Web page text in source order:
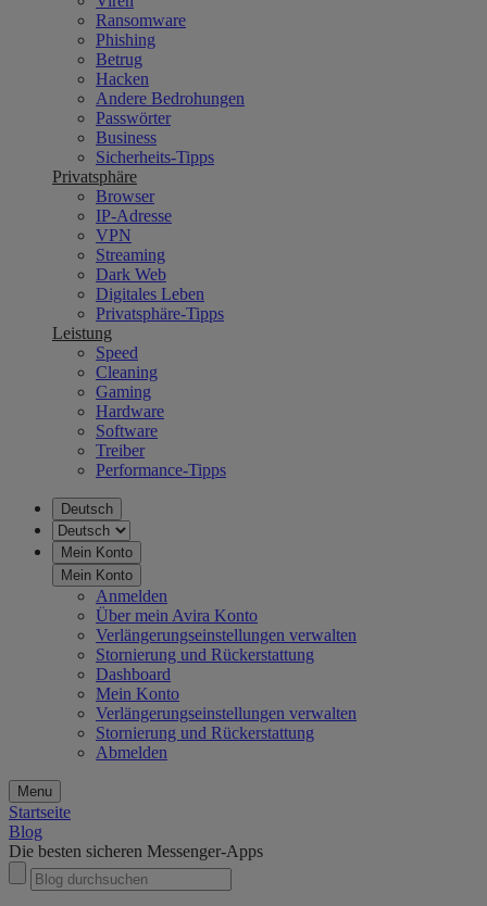
Ransomware
Phishing
Betrug
Hacken
Andere Bedrohungen
Passwörter
Business
Sicherheits-Tipps
Privatsphäre
Browser
IP-Adresse
VPN
Streaming
Dark Web
Digitales Leben
Privatsphäre-Tipps
Leistung
Speed
Cleaning
Gaming
Hardware
Software
Treiber
Performance-Tipps
Deutsch
Mein Konto
Mein Konto
Anmelden
Über mein Avira Konto
Verlängerungseinstellungen verwalten
Stornierung und Rückerstattung
Dashboard
Mein Konto
Verlängerungseinstellungen verwalten
Stornierung und Rückerstattung
Abmelden
Menu
Startseite
Blog
Die besten sicheren Messenger-Apps